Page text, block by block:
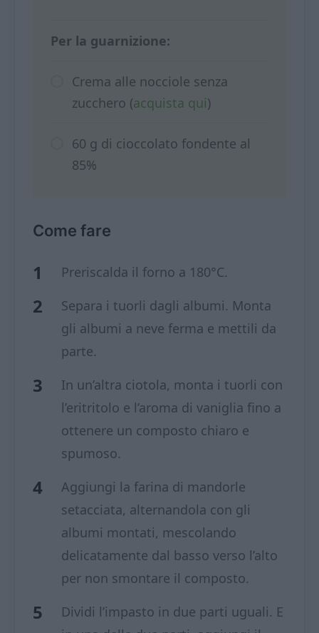
Per la guarnizione:
Crema alle nocciole senza
zucchero (acquista qui)
60 g di cioccolato fondente al
85%
Come fare
Preriscalda il forno a 180°C.
Separa i tuorli dagli albumi. Monta
gli albumi a neve ferma e mettili da
parte.
In un’altra ciotola, monta i tuorli con
l’eritritolo e l’aroma di vaniglia fino a
ottenere un composto chiaro e
spumoso.
Aggiungi la farina di mandorle
setacciata, alternandola con gli
albumi montati, mescolando
delicatamente dal basso verso l’alto
per non smontare il composto.
Dividi l’impasto in due parti uguali. E